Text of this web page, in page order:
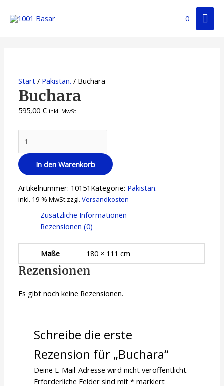
Inhalt
0
Start / Pakistan. / Buchara
Buchara
595,00€ inkl. MwSt
Menge
In den Warenkorb
Artikelnummer: 10151 Kategorie: Pakistan.
inkl. 19 % MwSt.zzgl.Versandkosten
Zusätzliche Informationen
Rezensionen (0)
Maße 180 × 111 cm
Rezensionen
Es gibt noch keine Rezensionen.
Schreibe die erste
Rezension für „Buchara“
Deine E-Mail-Adresse wird nicht veröffentlicht.
Erforderliche Felder sind mit* markiert